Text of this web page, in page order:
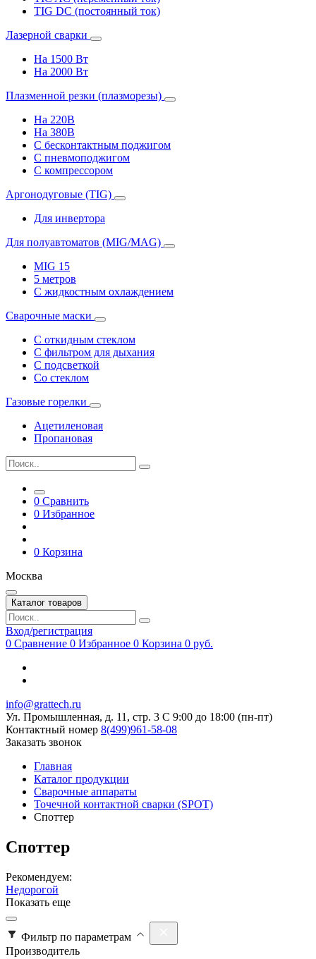
TIG DC (постоянный ток)
Лазерной сварки
На 1500 Вт
На 2000 Вт
Плазменной резки (плазморезы)
На 220В
На 380В
С бесконтактным поджигом
С пневмоподжигом
С компрессором
Аргонодуговые (TIG)
Для инвертора
Для полуавтоматов (MIG/MAG)
MIG 15
5 метров
С жидкостным охлаждением
Сварочные маски
С откидным стеклом
С фильтром для дыхания
С подсветкой
Со стеклом
Газовые горелки
Ацетиленовая
Пропановая
0 Сравнить
0 Избранное
0 Корзина
Москва
Каталог товаров
Вход/регистрация
0 Сравнение 0 Избранное 0 Корзина 0 руб.
info@grattech.ru
Ул. Промышленная, д. 11, стр. 3 C 9:00 до 18:00 (пн-пт)
Контактный номер 8(499)961-58-08
Заказать звонок
Главная
Каталог продукции
Сварочные аппараты
Точечной контактной сварки (SPOT)
Споттер
Споттер
Рекомендуем:
Недорогой
Показать еще
Фильтр по параметрам
Производитель